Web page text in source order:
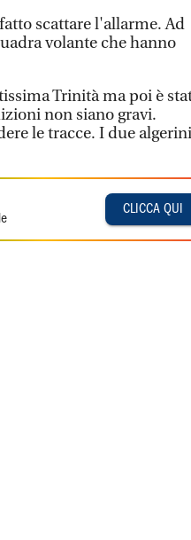
scattare l'allarme. Ad
volante che hanno
Trinità ma poi è
non siano gravi.
le tracce. I due algerini
CLICCA QUI